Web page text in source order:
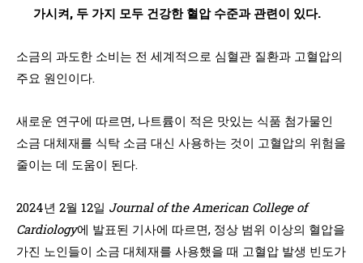
가시켜, 두 가지 모두 건강한 혈압 수준과 관련이 있다.
소금의 과도한 소비는 전 세계적으로 심혈관 질환과 고혈압의
주요 원인이다.
새로운 연구에 따르면, 나트륨이 적은 맛있는 식품 첨가물인
소금 대체재를 식탁 소금 대신 사용하는 것이 고혈압의 위험을
줄이는 데 도움이 된다.
2024년 2월 12일 Journal of the American College of
Cardiology에 발표된 기사에 따르면, 정상 범위 이상의 혈압을
가진 노인들이 소금 대체재를 사용했을 때 고혈압 발생 빈도가